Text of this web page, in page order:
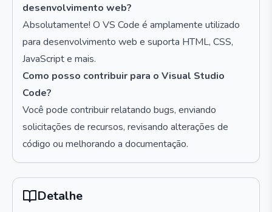
desenvolvimento web?
Absolutamente! O VS Code é amplamente utilizado
para desenvolvimento web e suporta HTML, CSS,
JavaScript e mais.
Como posso contribuir para o Visual Studio
Code?
Você pode contribuir relatando bugs, enviando
solicitações de recursos, revisando alterações de
código ou melhorando a documentação.
Detalhe